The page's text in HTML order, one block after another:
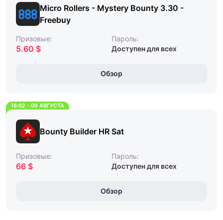
Micro Rollers - Mystery Bounty 3.30 -
Freebuy
Призовые:
5.60 $
Пароль:
Доступен для всех
Обзор
16:02 - 09 АВГУСТА
Bounty Builder HR Sat
Призовые:
66 $
Пароль:
Доступен для всех
Обзор